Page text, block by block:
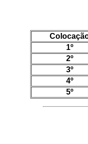
1º
2º
3º
4º
5º